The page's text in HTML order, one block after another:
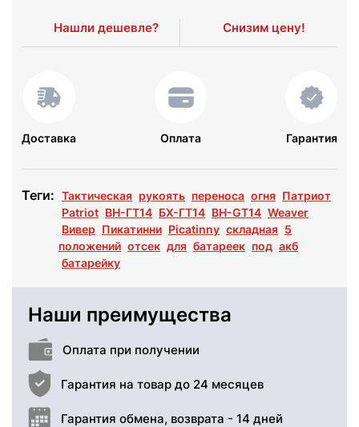
Нашли дешевле? Снизим цену!
Доставка Оплата Гарантия
Теги: Тактическая рукоять переноса огня Патриот
Patriot ВН-ГТ14 БХ-ГТ14 BH-GT14 Weaver
Вивер Пикатинни Picatinny складная 5
положений отсек для батареек под акб
батарейку
Наши преимущества
Оплата при получении
Гарантия на товар до 24 месяцев
Гарантия обмена, возврата - 14 дней